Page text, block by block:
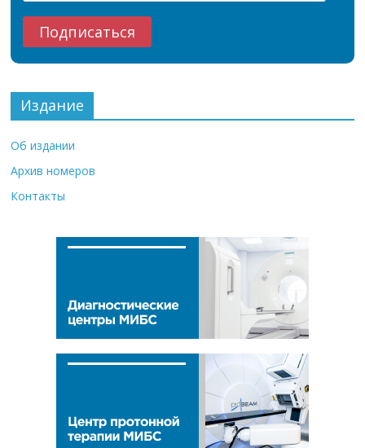
Издание
Об издании
Архив номеров
Контакты